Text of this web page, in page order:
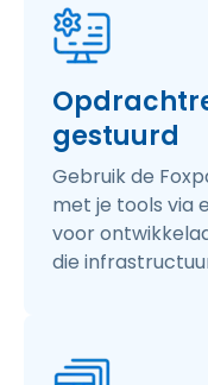
gestuurd
Gebruik de
met je tools via
voor
die